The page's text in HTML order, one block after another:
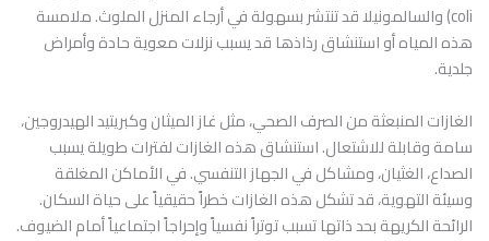
coli) والسالمونيلا قد تنتشر بسهولة في أرجاء المنزل الملوث. ملامسة
هذه المياه أو استنشاق رذاذها قد يسبب نزلات معوية حادة وأمراض
جلدية.
الغازات المنبعثة من الصرف الصحي، مثل غاز الميثان وكبريتيد الهيدروجين،
سامة وقابلة للاشتعال. استنشاق هذه الغازات لفترات طويلة يسبب
الصداع، الغثيان، ومشاكل في الجهاز التنفسي. في الأماكن المغلقة
وسيئة التهوية، قد تشكل هذه الغازات خطراً حقيقياً على حياة السكان.
الرائحة الكريهة بحد ذاتها تسبب توتراً نفسياً وإحراجاً اجتماعياً أمام الضيوف.